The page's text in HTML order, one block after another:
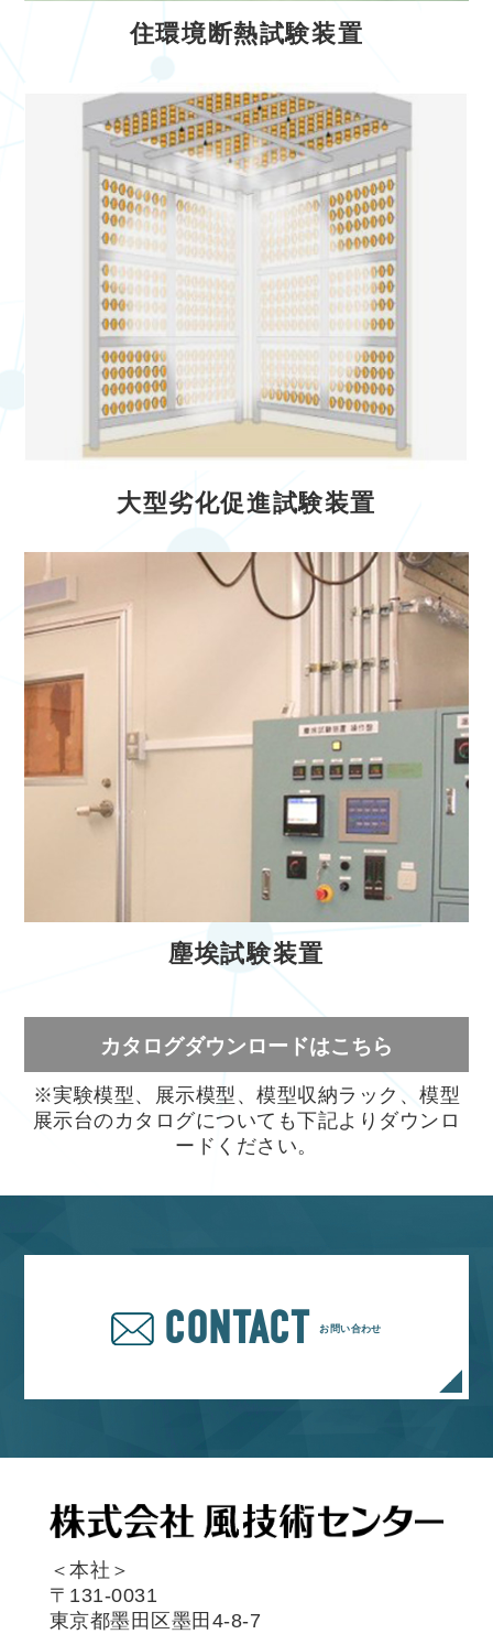
住環境断熱試験装置
大型劣化促進試験装置
塵埃試験装置
カタログダウンロードはこちら
※実験模型、展示模型、模型収納ラック、模型
展示台のカタログについても下記よりダウンロ
ードください。
CONTACT お問い合わせ
＜本社＞
〒131-0031
東京都墨田区墨田4-8-7